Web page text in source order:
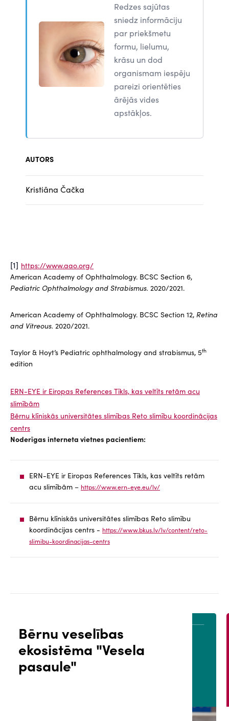
Redzes sajūtas
sniedz informāciju
par priekšmetu
formu, lielumu,
krāsu un dod
organismam iespēju
pareizi orientēties
ārējās vides
apstākļos.
AUTORS
Kristiāna Čačka
[1] https://www.aao.org/
American Academy of Ophthalmology. BCSC Section 6,
Pediatric Ophthalmology and Strabismus. 2020/2021.
American Academy of Ophthalmology. BCSC Section 12, Retina
and Vitreous. 2020/2021.
Taylor & Hoyt’s Pediatric ophthalmology and strabismus, 5th
edition
ERN-EYE ir Eiropas References Tīkls, kas veltīts retām acu
slimībām
Bērnu klīniskās universitātes slimības Reto slimību koordinācijas
centrs
Noderīgas interneta vietnes pacientiem:
ERN-EYE ir Eiropas References Tīkls, kas veltīts retām
acu slimībām – https://www.ern-eye.eu/lv/
Bērnu klīniskās universitātes slimības Reto slimību
koordinācijas centrs - https://www.bkus.lv/lv/content/reto-
slimibu-koordinacijas-centrs
Bērnu veselības
ekosistēma "Vesela
pasaule"
PACIENTA PORTĀLS